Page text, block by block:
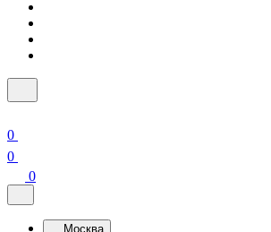
0
0
0
Москва